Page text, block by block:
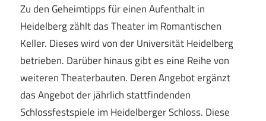
Zu den Geheimtipps für einen Aufenthalt in
Heidelberg zählt das Theater im Romantischen
Keller. Dieses wird von der Universität Heidelberg
betrieben. Darüber hinaus gibt es eine Reihe von
weiteren Theaterbauten. Deren Angebot ergänzt
das Angebot der jährlich stattfindenden
Schlossfestspiele im Heidelberger Schloss. Diese